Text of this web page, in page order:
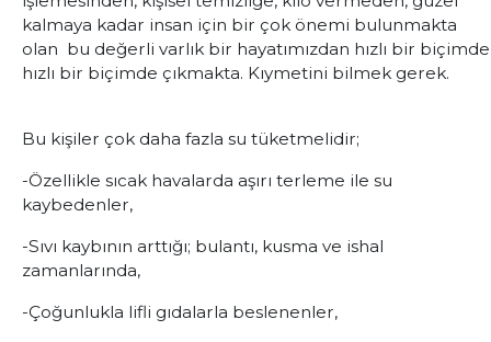
kalmaya kadar insan için bir çok önemi bulunmakta
olan bu değerli varlık bir hayatımızdan hızlı bir biçimde
hızlı bir biçimde çıkmakta. Kıymetini bilmek gerek.
Bu kişiler çok daha fazla su tüketmelidir;
-Özellikle sıcak havalarda aşırı terleme ile su
kaybedenler,
-Sıvı kaybının arttığı; bulantı, kusma ve ishal
zamanlarında,
-Çoğunlukla lifli gıdalarla beslenenler,